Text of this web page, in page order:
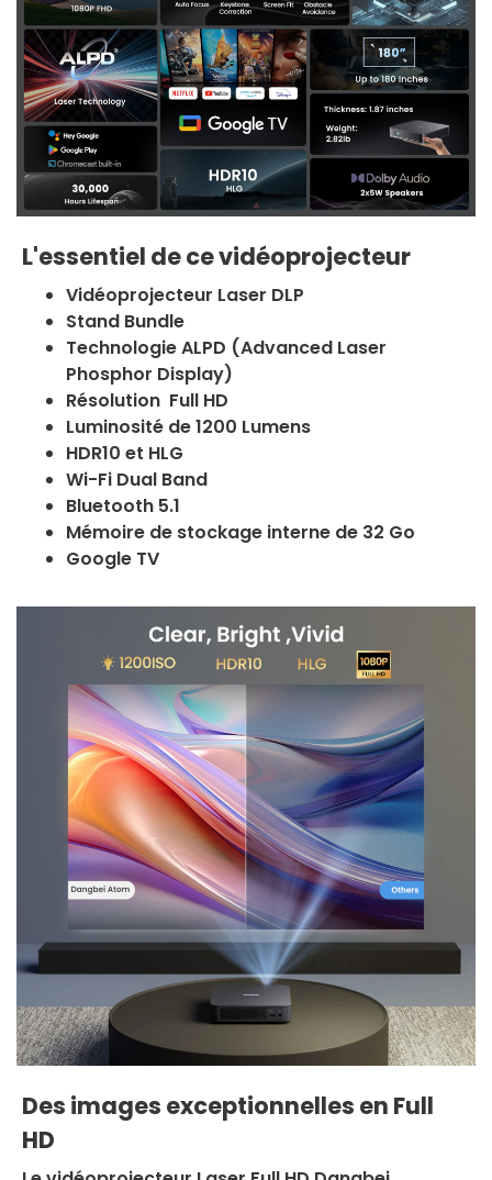
L'essentiel de ce vidéoprojecteur
Vidéoprojecteur Laser DLP
Stand Bundle
Technologie ALPD (Advanced Laser
Phosphor Display)
Résolution Full HD
Luminosité de 1200 Lumens
HDR10 et HLG
Wi-Fi Dual Band
Bluetooth 5.1
Mémoire de stockage interne de 32 Go
Google TV
Des images exceptionnelles en Full
HD